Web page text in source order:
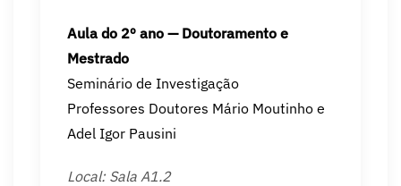
Aula do 2º ano — Doutoramento e
Mestrado
Seminário de Investigação
Professores Doutores Mário Moutinho e
Adel Igor Pausini
Local: Sala A1.2